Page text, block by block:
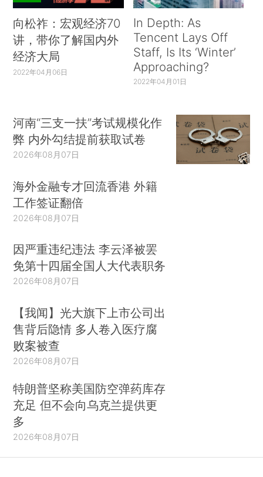
向松祚：宏观经济70
讲，带你了解国内外
经济大局
2022年04月06日
In Depth: As
Tencent Lays Off
Staff, Is Its ‘Winter’
Approaching?
2022年04月01日
河南“三支一扶”考试规模化作
弊 内外勾结提前获取试卷
2026年08月07日
海外金融专才回流香港 外籍
工作签证翻倍
2026年08月07日
因严重违纪违法 李云泽被罢
免第十四届全国人大代表职务
2026年08月07日
【我闻】光大旗下上市公司出
售背后隐情 多人卷入医疗腐
败案被查
2026年08月07日
特朗普坚称美国防空弹药库存
充足 但不会向乌克兰提供更
多
2026年08月07日